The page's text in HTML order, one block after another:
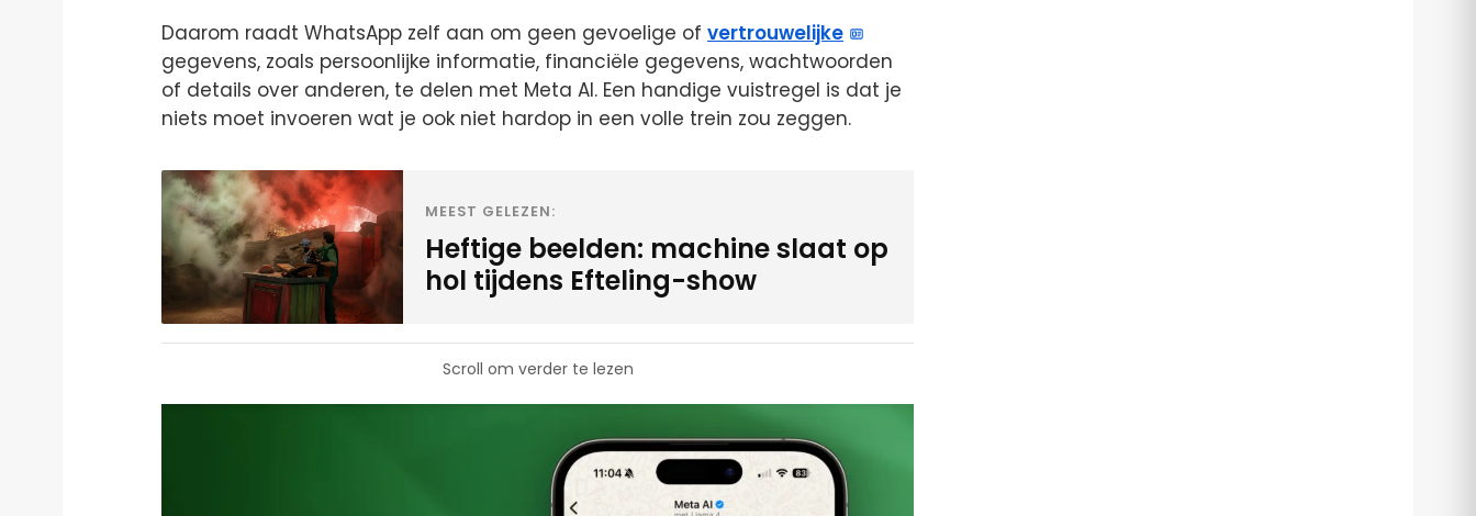
Daarom raadt WhatsApp zelf aan om geen gevoelige of vertrouwelijke
gegevens, zoals persoonlijke informatie, financiële gegevens, wachtwoorden
of details over anderen, te delen met Meta AI. Een handige vuistregel is dat je
niets moet invoeren wat je ook niet hardop in een volle trein zou zeggen.
MEEST GELEZEN:
Heftige beelden: machine slaat op
hol tijdens Efteling-show
Scroll om verder te lezen